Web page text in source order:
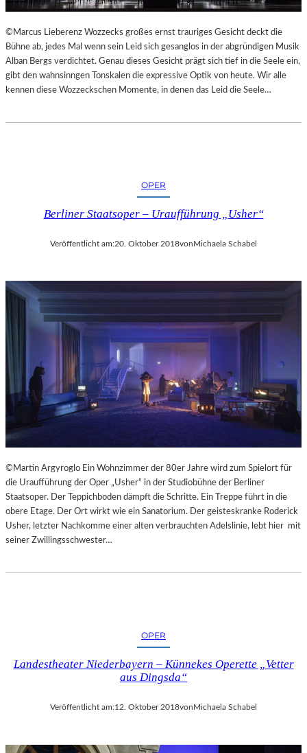
L
S
Ä
U
L
E
G
©Marcus Lieberenz Wozzecks großes ernst trauriges Gesicht deckt die
Bühne ab, jedes Mal wenn sein Leid sich gesanglos in der abgründigen Musik
Alban Bergs verdichtet. Genau dieses Gesicht prägt sich tief in die Seele ein,
gibt den wahnsinngen Tonskalen die expressive Optik von heute. Wir alle
kennen diese Wozzeckschen Momente, in denen das Leid die Seele…
OPER
Berliner Staatsoper – Uraufführung „Usher“
Veröffentlicht am:20. Oktober 2018vonMichaela Schabel
©Martin Argyroglo Ein Wohnzimmer der 80er Jahre wird zum Spielort für
die Uraufführung der Oper „Usher“ in der Studiobühne der Berliner
Staatsoper. Der Teppichboden dämpft die Schritte. Ein Treppe führt in die
obere Etage. Der Ort wirkt wie ein Sanatorium. Der geisteskranke Roderick
Usher, letzter Nachkomme einer alten verbrauchten Adelslinie, lebt hier mit
seiner Zwillingsschwester…
OPER
Landestheater Niederbayern – Künnekes Operette „Vetter
aus Dingsda“
Veröffentlicht am:12. Oktober 2018von Michaela Schabel